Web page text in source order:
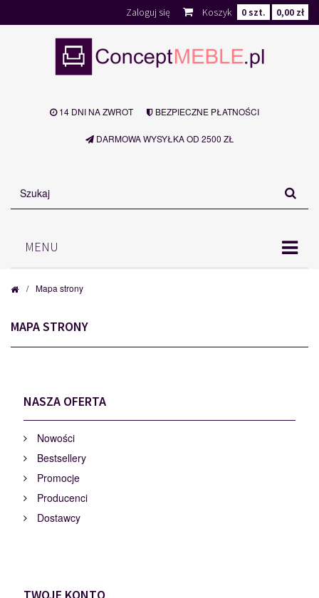
Koszyk 0szt. 0,00 zł
Zaloguj się
14 DNI NA ZWROT BEZPIECZNE PŁATNOŚCI
DARMOWA WYSYŁKA OD 2500 ZŁ
MENU
/ Mapa strony
MAPA STRONY
NASZA OFERTA
Nowości
Bestsellery
Promocje
Producenci
Dostawcy